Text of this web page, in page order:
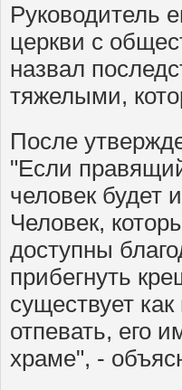
Руководитель
церкви с
назвал
тяжелыми,
После
"Если
человек будет
Человек,
доступны
прибегнуть
существует
отпевать, его
храме", -